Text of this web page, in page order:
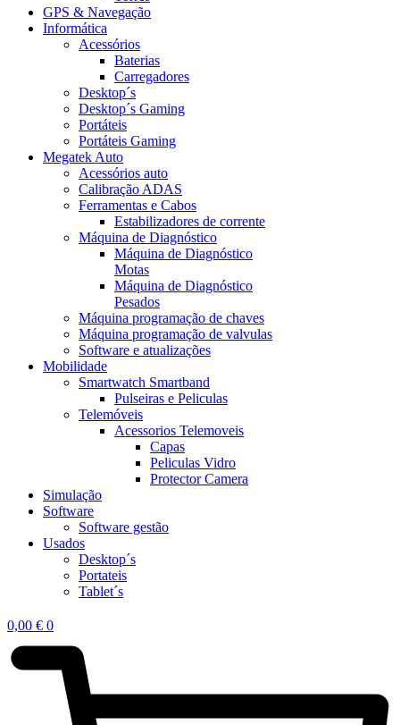
GPS & Navegação
Informática
Acessórios
Baterias
Carregadores
Desktop´s
Desktop´s Gaming
Portáteis
Portáteis Gaming
Megatek Auto
Acessórios auto
Calibração ADAS
Ferramentas e Cabos
Estabilizadores de corrente
Máquina de Diagnóstico
Máquina de Diagnóstico
Motas
Máquina de Diagnóstico
Pesados
Máquina programação de chaves
Máquina programação de valvulas
Software e atualizações
Mobilidade
Smartwatch Smartband
Pulseiras e Peliculas
Telemóveis
Acessorios Telemoveis
Capas
Peliculas Vidro
Protector Camera
Simulação
Software
Software gestão
Usados
Desktop´s
Portateis
Tablet´s
0,00 € 0